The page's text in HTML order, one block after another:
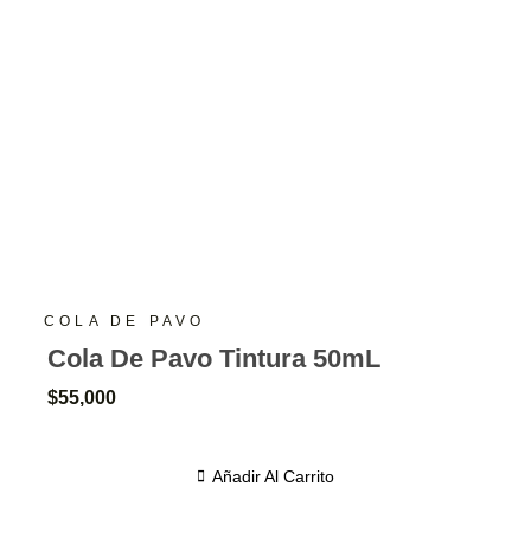
COLA DE PAVO
Cola De Pavo Tintura 50mL
$55,000
Añadir Al Carrito